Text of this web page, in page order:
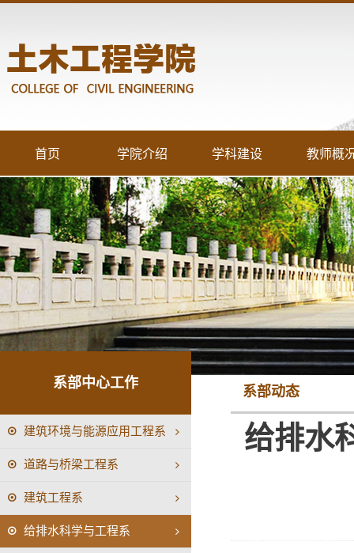
首页 学院介绍 学科建设 教师概
系部中心工作
建筑环境与能源应用工程系
道路与桥梁工程系
建筑工程系
给排水科学与工程系
系部动态
给排水